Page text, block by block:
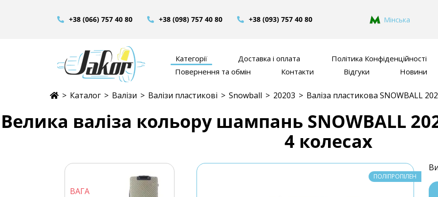
+38 (066) 757 40 80 +38 (098) 757 40 80 +38 (093) 757 40 80 Мінська
Категорії Доставка і оплата
Політика Конфіденційності
Повернення та обмін
Контакти Відгуки Новини
> Каталог > Валізи > Валізи пластикові > Snowball > 20203 > Валіза пластикова SNOWBALL
Велика валіза кольору шампань SNOWBALL
4 колесах
ВАГА
ПОЛІПРОПІЛЕН